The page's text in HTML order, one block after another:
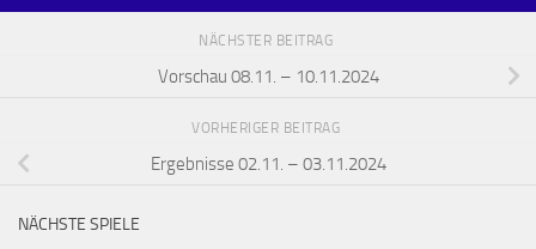
NÄCHSTER BEITRAG
Vorschau 08.11. – 10.11.2024
VORHERIGER BEITRAG
Ergebnisse 02.11. – 03.11.2024
NÄCHSTE SPIELE